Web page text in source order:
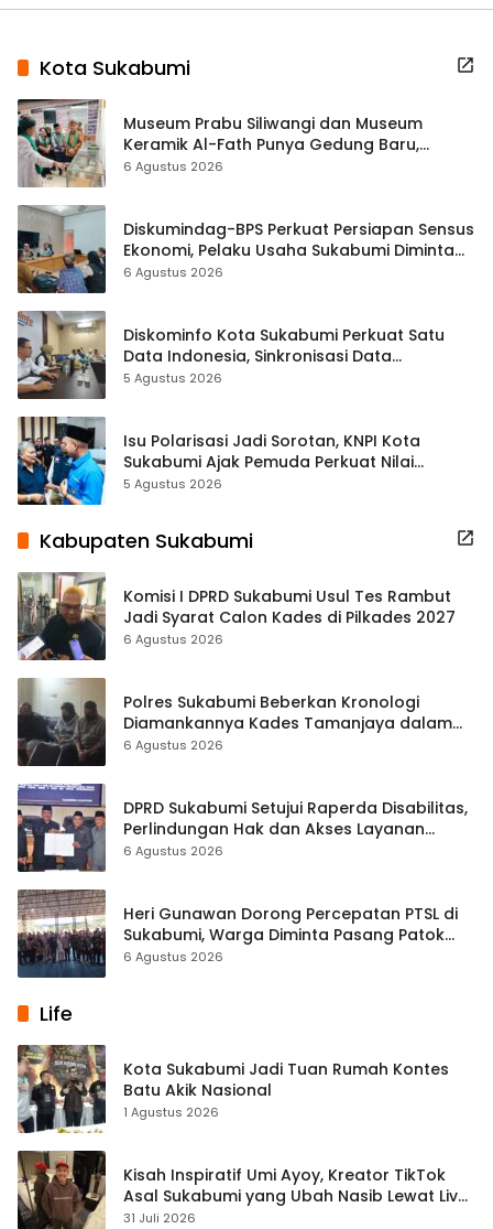
Kota Sukabumi
Museum Prabu Siliwangi dan Museum
Keramik Al-Fath Punya Gedung Baru,
Hampir 500 Koleksi Dipisahkan
6 Agustus 2026
Diskumindag-BPS Perkuat Persiapan Sensus
Ekonomi, Pelaku Usaha Sukabumi Diminta
Terbuka Beri Data
6 Agustus 2026
Diskominfo Kota Sukabumi Perkuat Satu
Data Indonesia, Sinkronisasi Data
Kewilayahan Dikebut
5 Agustus 2026
Isu Polarisasi Jadi Sorotan, KNPI Kota
Sukabumi Ajak Pemuda Perkuat Nilai
Kebangsaan
5 Agustus 2026
Kabupaten Sukabumi
Komisi I DPRD Sukabumi Usul Tes Rambut
Jadi Syarat Calon Kades di Pilkades 2027
6 Agustus 2026
Polres Sukabumi Beberkan Kronologi
Diamankannya Kades Tamanjaya dalam
Kasus Sabu
6 Agustus 2026
DPRD Sukabumi Setujui Raperda Disabilitas,
Perlindungan Hak dan Akses Layanan
Diperkuat
6 Agustus 2026
Heri Gunawan Dorong Percepatan PTSL di
Sukabumi, Warga Diminta Pasang Patok
Batas Tanah
6 Agustus 2026
Life
Kota Sukabumi Jadi Tuan Rumah Kontes
Batu Akik Nasional
1 Agustus 2026
Kisah Inspiratif Umi Ayoy, Kreator TikTok
Asal Sukabumi yang Ubah Nasib Lewat Live
Streaming
31 Juli 2026